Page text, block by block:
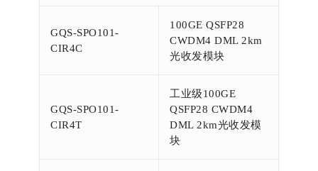
GQS-SPO101-
CIR4C
100GE QSFP28
CWDM4 DML 2km
光收发模块
GQS-SPO101-
CIR4T
工业级100GE
QSFP28 CWDM4
DML 2km光收发模
块